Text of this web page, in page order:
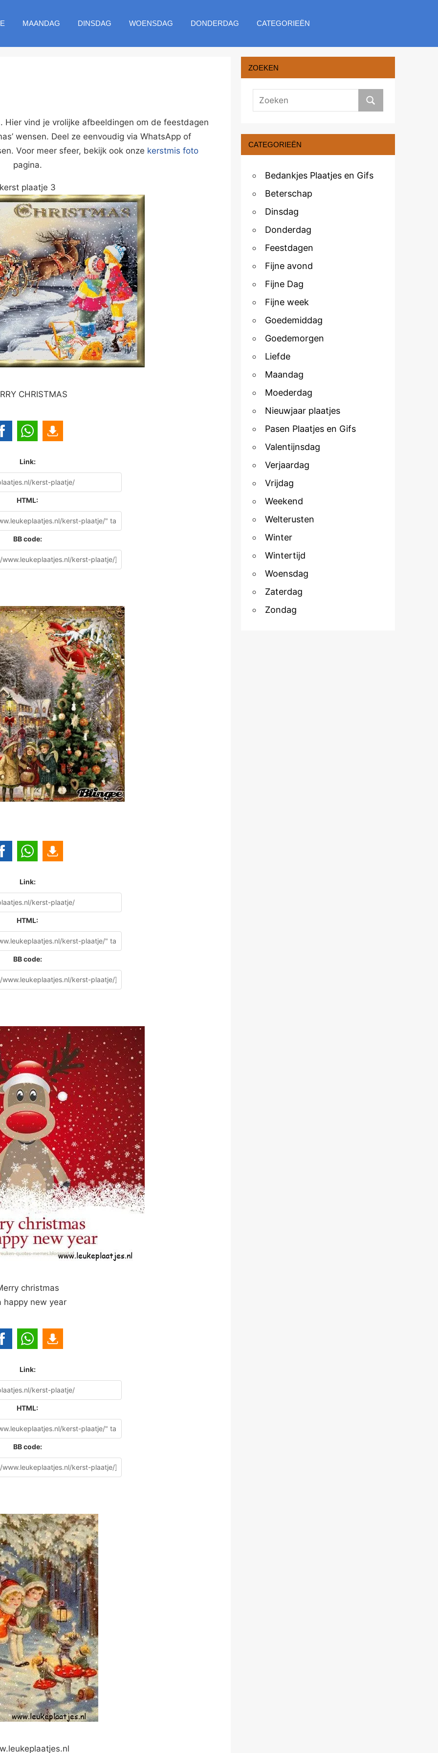
MAANDAG DINSDAG WOENSDAG DONDERDAG CATEGORIEËN
Hier vind je vrolijke afbeeldingen om de feestdagen
wensen. Deel ze eenvoudig via WhatsApp of
Voor meer sfeer, bekijk ook onze kerstmis foto
pagina.
plaatje 3
CHRISTMAS
Link:
HTML:
BB code:
Link:
HTML:
BB code:
christmas
happy new year
Link:
HTML:
BB code:
ZOEKEN
CATEGORIEËN
Bedankjes Plaatjes en Gifs
Beterschap
Dinsdag
Donderdag
Feestdagen
Fijne avond
Fijne Dag
Fijne week
Goedemiddag
Goedemorgen
Liefde
Maandag
Moederdag
Nieuwjaar plaatjes
Pasen Plaatjes en Gifs
Valentijnsdag
Verjaardag
Vrijdag
Weekend
Welterusten
Winter
Wintertijd
Woensdag
Zaterdag
Zondag